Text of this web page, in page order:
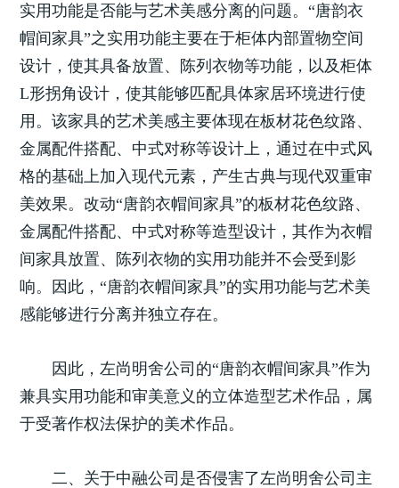
实用功能是否能与艺术美感分离的问题。“唐韵衣
帽间家具”之实用功能主要在于柜体内部置物空间
设计，使其具备放置、陈列衣物等功能，以及柜体
L形拐角设计，使其能够匹配具体家居环境进行使
用。该家具的艺术美感主要体现在板材花色纹路、
金属配件搭配、中式对称等设计上，通过在中式风
格的基础上加入现代元素，产生古典与现代双重审
美效果。改动“唐韵衣帽间家具”的板材花色纹路、
金属配件搭配、中式对称等造型设计，其作为衣帽
间家具放置、陈列衣物的实用功能并不会受到影
响。因此，“唐韵衣帽间家具”的实用功能与艺术美
感能够进行分离并独立存在。
因此，左尚明舍公司的“唐韵衣帽间家具”作为
兼具实用功能和审美意义的立体造型艺术作品，属
于受著作权法保护的美术作品。
二、关于中融公司是否侵害了左尚明舍公司主